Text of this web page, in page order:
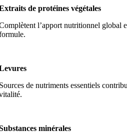
de protéines végétales
l’apport nutritionnel global
de nutriments essentiels
minérales